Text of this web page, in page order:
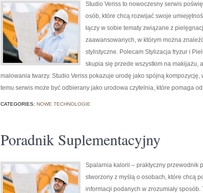
Studio Veriss to nowoczesny serwis
osób, które chcą rozwijać swoje
łączy w sobie tematy związane z
zaawansowanych, w którym można
stylistyczne. Polecam Stylizacja fryzur i
skupia się przede wszystkim na makijażu,
malowania twarzy. Studio Veriss pokazuje urodę jako spójną
temu serwis może być odbierany jako urodowa czytelnia, które pomaga
CATEGORIES: NOWE TECHNOLOGIE
Poradnik Suplementacyjny
Spalarnia kalorii – praktyczny przewodnik
stworzony z myślą o osobach, które chcą
informacji podanych w zrozumiały